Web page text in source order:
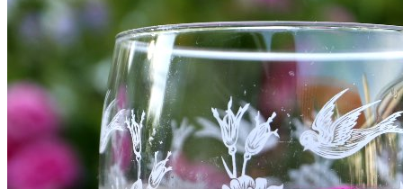
SHOP
Jul
Råvarer
Køkkengrej
DIY skønhedspleje
Bæredygtig skønhedspleje
DIY
Keramik
Garn
Uld